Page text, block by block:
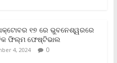
e
୧୭ ରେ ଭୁବନେଶ୍ୱରରେ
ଫିଲ୍ମ ଫେଷ୍ଟିଭାଲ
4, 2024 0